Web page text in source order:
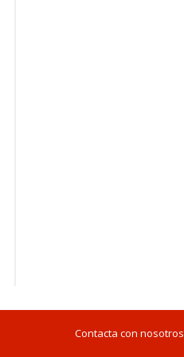
Contacta con nosotros